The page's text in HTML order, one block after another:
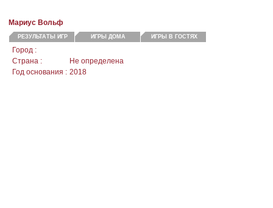
Мариус Вольф
РЕЗУЛЬТАТЫ ИГР ИГРЫ ДОМА ИГРЫ В ГОСТЯХ
Город :
Страна :
Не определена
Год основания : 2018